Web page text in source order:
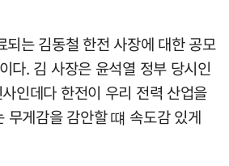
되는 김동철 한전 사장에 대한 공모
다. 김 사장은 윤석열 정부 당시인
인데다 한전이 우리 전력 산업을
무게감을 감안할 떄 속도감 있게